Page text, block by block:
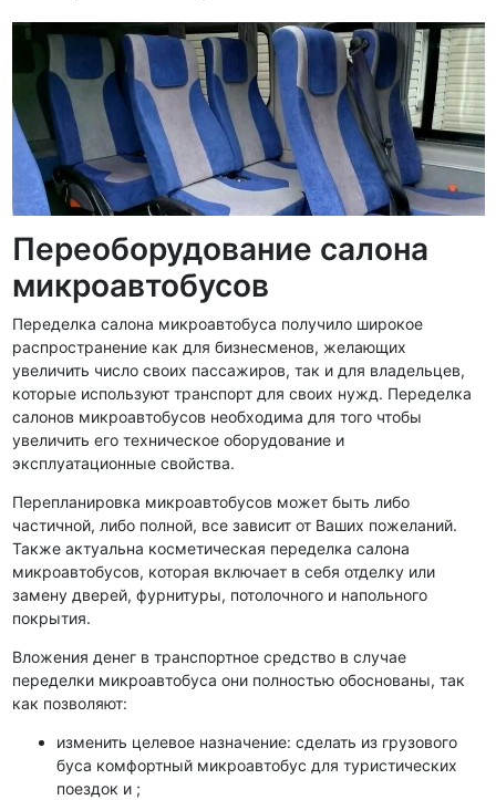
Переоборудование салона
микроавтобусов
Переделка салона микроавтобуса получило широкое
распространение как для бизнесменов, желающих
увеличить число своих пассажиров, так и для владельцев,
которые используют транспорт для своих нужд. Переделка
салонов микроавтобусов необходима для того чтобы
увеличить его техническое оборудование и
эксплуатационные свойства.
Перепланировка микроавтобусов может быть либо
частичной, либо полной, все зависит от Ваших пожеланий.
Также актуальна косметическая переделка салона
микроавтобусов, которая включает в себя отделку или
замену дверей, фурнитуры, потолочного и напольного
покрытия.
Вложения денег в транспортное средство в случае
переделки микроавтобуса они полностью обоснованы, так
как позволяют:
изменить целевое назначение: сделать из грузового
буса комфортный микроавтобус для туристических
поездок и ;